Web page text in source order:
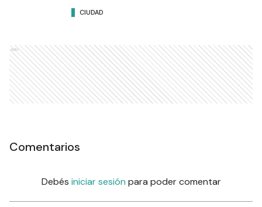
CIUDAD
Ads
Comentarios
Debés iniciar sesión para poder comentar